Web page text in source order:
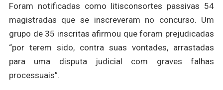
Foram notificadas como litisconsortes passivas 54
magistradas que se inscreveram no concurso. Um
grupo de 35 inscritas afirmou que foram prejudicadas
“por terem sido, contra suas vontades, arrastadas
para uma disputa judicial com graves falhas
processuais”.